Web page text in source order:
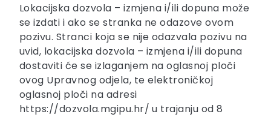
Lokacijska dozvola – izmjena i/ili dopuna može
se izdati i ako se stranka ne odazove ovom
pozivu. Stranci koja se nije odazvala pozivu na
uvid, lokacijska dozvola – izmjena i/ili dopuna
dostaviti će se izlaganjem na oglasnoj ploči
ovog Upravnog odjela, te elektroničkoj
oglasnoj ploči na adresi
https://dozvola.mgipu.hr/ u trajanju od 8